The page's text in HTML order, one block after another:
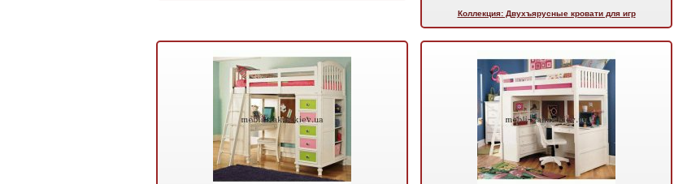
Коллекция: Двухъярусные кровати для игр